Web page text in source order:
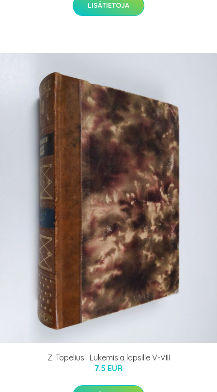
LISÄTIETOJA
Z. Topelius : Lukemisia lapsille V-VIII
7.5 EUR